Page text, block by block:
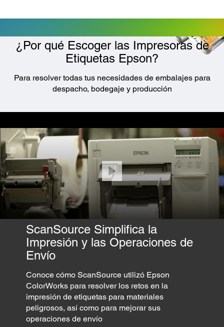
¿Por qué Escoger las Impresoras de
Etiquetas Epson?
Para resolver todas tus necesidades de embalajes para
despacho, bodegaje y producción
ScanSource Simplifica la
Impresión y las Operaciones de
Envío
Conoce cómo ScanSource utilizó Epson
ColorWorks para resolver los retos en la
impresión de etiquetas para materiales
peligrosos, así como para mejorar sus
operaciones de envío